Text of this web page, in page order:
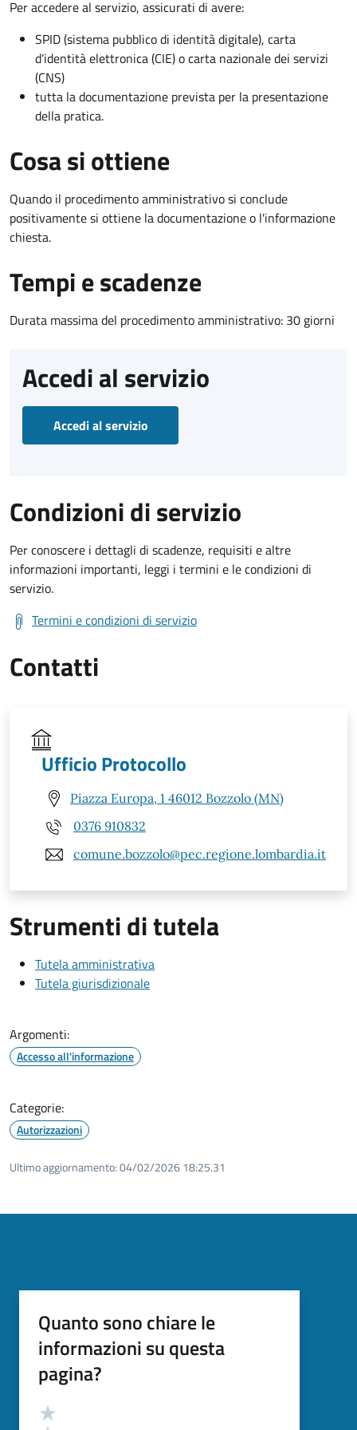
Per accedere al servizio, assicurati di avere:
SPID (sistema pubblico di identità digitale), carta
d’identità elettronica (CIE) o carta nazionale dei servizi
(CNS)
tutta la documentazione prevista per la presentazione
della pratica.
Cosa si ottiene
Quando il procedimento amministrativo si conclude
positivamente si ottiene la documentazione o l'informazione
chiesta.
Tempi e scadenze
Durata massima del procedimento amministrativo: 30 giorni
Accedi al servizio
Accedi al servizio
Condizioni di servizio
Per conoscere i dettagli di scadenze, requisiti e altre
informazioni importanti, leggi i termini e le condizioni di
servizio.
Termini e condizioni di servizio
Contatti
Ufficio Protocollo
Piazza Europa, 1 46012 Bozzolo (MN)
0376 910832
comune.bozzolo@pec.regione.lombardia.it
Strumenti di tutela
Tutela amministrativa
Tutela giurisdizionale
Argomenti:
Accesso all'informazione
Categorie:
Autorizzazioni
Ultimo aggiornamento:04/02/2026 18:25.31
Quanto sono chiare le
informazioni su questa
pagina?
Valutazione